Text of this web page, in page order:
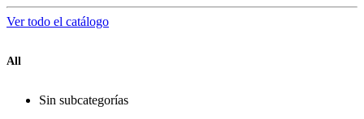
Ver todo el catálogo
All
Sin subcategorías